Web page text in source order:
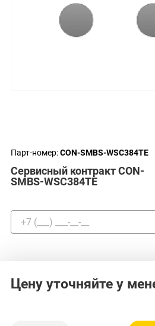
Парт-номер:CON-SMBS-WSC384TE
Сервисный контракт CON-
SMBS-WSC384TE
Цену уточняйте у